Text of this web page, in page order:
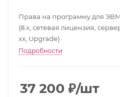
Права на программу для
(8.x, сетевая лицензия,
xx, Upgrade)
Подробности
37 200 ₽/шт